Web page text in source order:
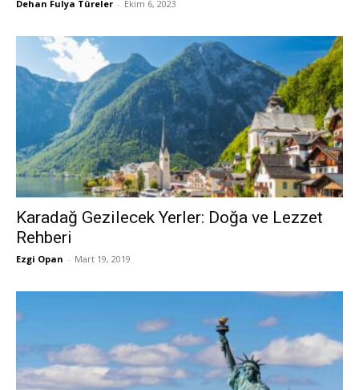
Dehan Fulya Türeler - Ekim 6, 2023
Karadağ Gezilecek Yerler: Doğa ve Lezzet
Rehberi
Ezgi Opan - Mart 19, 2019